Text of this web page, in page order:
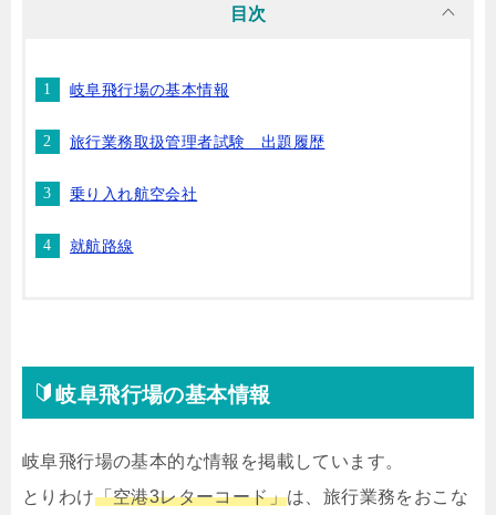
目次
岐阜飛行場の基本情報
旅行業務取扱管理者試験 出題履歴
乗り入れ航空会社
就航路線
岐阜飛行場の基本情報
岐阜飛行場の基本的な情報を掲載しています。
とりわけ「空港3レターコード」は、旅行業務をおこな